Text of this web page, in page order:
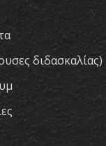
διδασκαλίας)